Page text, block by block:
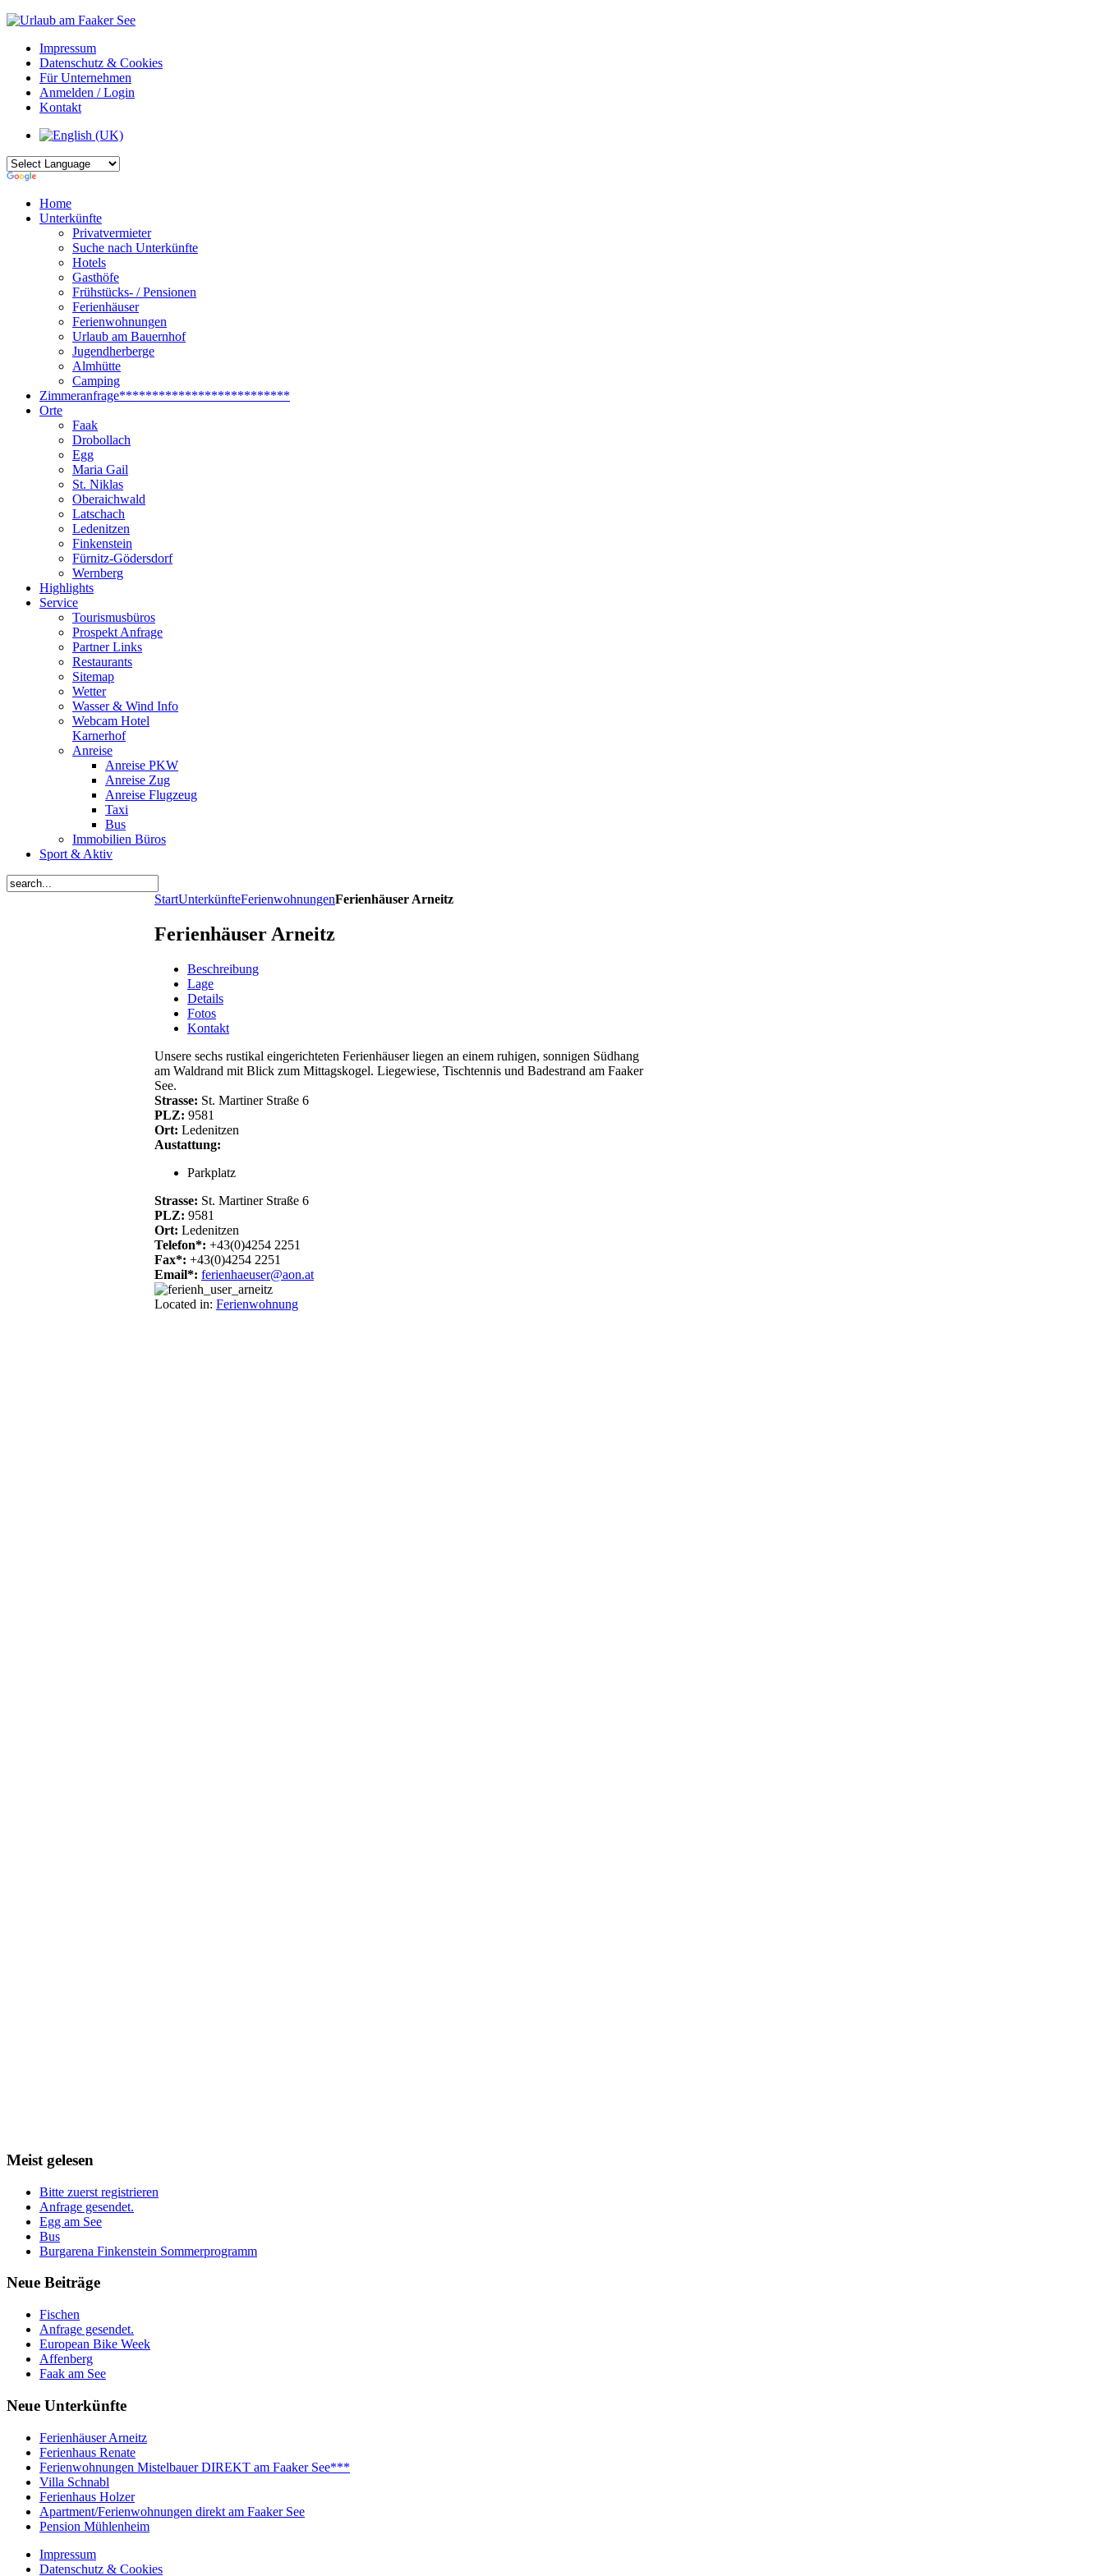
Impressum
Datenschutz & Cookies
Für Unternehmen
Anmelden / Login
Kontakt
Home
Unterkünfte
Privatvermieter
Suche nach Unterkünfte
Hotels
Gasthöfe
Frühstücks- / Pensionen
Ferienhäuser
Ferienwohnungen
Urlaub am Bauernhof
Jugendherberge
Almhütte
Camping
Zimmeranfrage**************************
Orte
Faak
Drobollach
Egg
Maria Gail
St. Niklas
Oberaichwald
Latschach
Ledenitzen
Finkenstein
Fürnitz-Gödersdorf
Wernberg
Highlights
Service
Tourismusbüros
Prospekt Anfrage
Partner Links
Restaurants
Sitemap
Wetter
Wasser & Wind Info
Webcam Hotel
Karnerhof
Anreise
Anreise PKW
Anreise Zug
Anreise Flugzeug
Taxi
Bus
Immobilien Büros
Sport & Aktiv
StartUnterkünfteFerienwohnungenFerienhäuser Arneitz
Ferienhäuser Arneitz
Beschreibung
Lage
Details
Fotos
Kontakt
Unsere sechs rustikal eingerichteten Ferienhäuser liegen an einem ruhigen, sonnigen Südhang
am Waldrand mit Blick zum Mittagskogel. Liegewiese, Tischtennis und Badestrand am Faaker
See.
Strasse: St. Martiner Straße 6
PLZ: 9581
Ort: Ledenitzen
Austattung:
Parkplatz
Strasse: St. Martiner Straße 6
PLZ: 9581
Ort: Ledenitzen
Telefon*: +43(0)4254 2251
Fax*: +43(0)4254 2251
Email*: ferienhaeuser@aon.at
Located in: Ferienwohnung
Meist gelesen
Bitte zuerst registrieren
Anfrage gesendet.
Egg am See
Bus
Burgarena Finkenstein Sommerprogramm
Neue Beiträge
Fischen
Anfrage gesendet.
European Bike Week
Affenberg
Faak am See
Neue Unterkünfte
Ferienhäuser Arneitz
Ferienhaus Renate
Ferienwohnungen Mistelbauer DIREKT am Faaker See***
Villa Schnabl
Ferienhaus Holzer
Apartment/Ferienwohnungen direkt am Faaker See
Pension Mühlenheim
Impressum
Datenschutz & Cookies